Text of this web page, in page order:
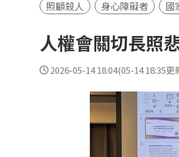
照顧殺人 身心障礙者 國
人權會關切長照
2026-05-14 18:04(05-14 18:35更